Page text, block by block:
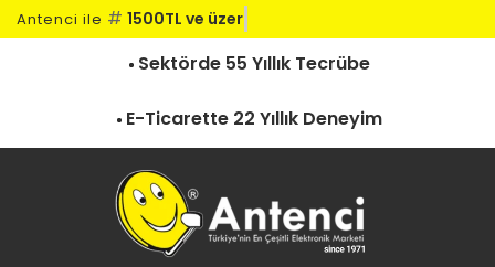
Antenci ile # 1500TL ve üz
Sektörde 55 Yıllık Tecrübe
E-Ticarette 22 Yıllık Deneyim